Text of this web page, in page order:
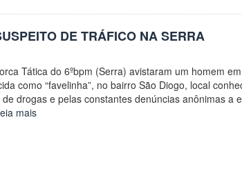
DE TRÁFICO NA SERRA
Tática do 6ºbpm (Serra) avistaram um homem
como “favelinha”, no bairro São Diogo, local
drogas e pelas constantes denúncias anônimas a
mais